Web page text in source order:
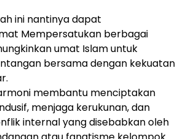
ini nantinya dapat
Mempersatukan berbagai
umat Islam untuk
bersama dengan kekuatan
membantu menciptakan
menjaga kerukunan, dan
internal yang disebabkan oleh